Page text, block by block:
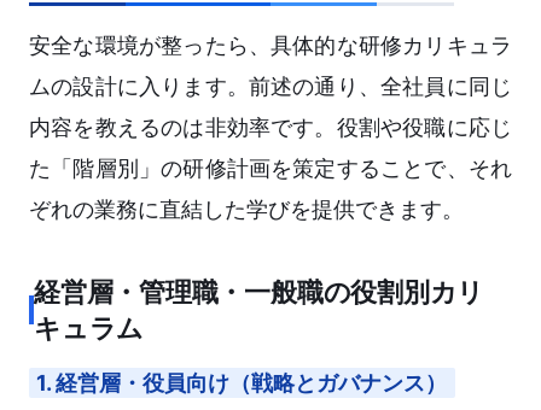
安全な環境が整ったら、具体的な研修カリキュラ
ムの設計に入ります。前述の通り、全社員に同じ
内容を教えるのは非効率です。役割や役職に応じ
た「階層別」の研修計画を策定することで、それ
ぞれの業務に直結した学びを提供できます。
経営層・管理職・一般職の役割別カリ
キュラム
1. 経営層・役員向け（戦略とガバナンス）